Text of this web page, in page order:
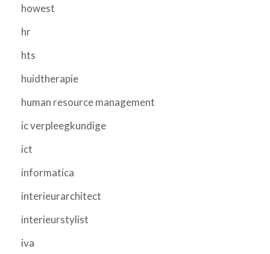
howest
hr
hts
huidtherapie
human resource management
ic verpleegkundige
ict
informatica
interieurarchitect
interieurstylist
iva